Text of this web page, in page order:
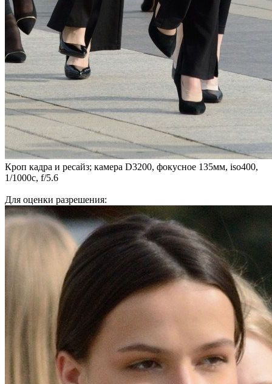
Кроп кадра и ресайз; камера D3200, фокусное 135мм, iso400,
1/1000с, f/5.6
Для оценки разрешения: